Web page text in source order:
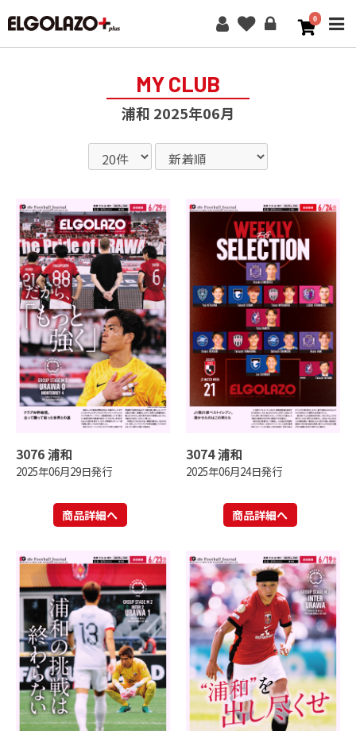
0
MY CLUB
浦和 2025年06月
3076 浦和
2025年06月29日発行
商品詳細へ
3074 浦和
2025年06月24日発行
商品詳細へ